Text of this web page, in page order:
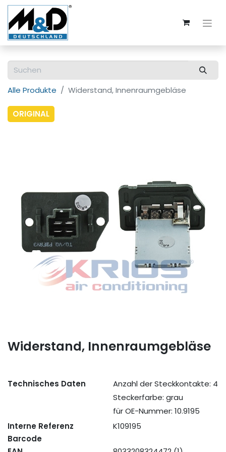
Alle Produkte Widerstand, Innenraumgebläse
ORIGINAL
Widerstand, Innenraumgebläse
Technisches Daten
Anzahl der Steckkontakte: 4
Steckerfarbe: grau
für OE-Nummer: 10.9195
Interne Referenz
K109195
Barcode